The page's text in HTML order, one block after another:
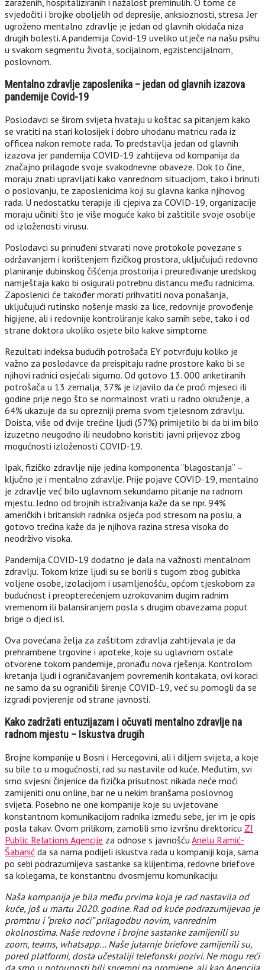
zaraženih, hospitaliziranih i nažalost preminulih. O tome će
svjedočiti i brojke oboljelih od depresije, anksioznosti, stresa. Jer
ugroženo mentalno zdravlje je jedan od glavnih okidača niza
drugih bolesti. A pandemija Covid-19 uveliko utječe na našu psihu
u svakom segmentu života, socijalnom, egzistencijalnom,
poslovnom.
Mentalno zdravlje zaposlenika – jedan od glavnih izazova
pandemije Covid-19
Poslodavci se širom svijeta hvataju u koštac sa pitanjem kako
se vratiti na stari kolosijek i dobro uhodanu matricu rada iz
officea nakon remote rada. To predstavlja jedan od glavnih
izazova jer pandemija COVID-19 zahtijeva od kompanija da
značajno prilagode svoje svakodnevne obaveze. Dok to čine,
moraju znati upravljati kako vanrednom situacijom, tako i brinuti
o poslovanju, te zaposlenicima koji su glavna karika njihovog
rada. U nedostatku terapije ili cjepiva za COVID-19, organizacije
moraju učiniti što je više moguće kako bi zaštitile svoje osoblje
od izloženosti virusu.
Poslodavci su prinuđeni stvarati nove protokole povezane s
održavanjem i korištenjem fizičkog prostora, uključujući redovno
planiranje dubinskog čišćenja prostorija i preuređivanje uredskog
namještaja kako bi osigurali potrebnu distancu među radnicima.
Zaposlenici će također morati prihvatiti nova ponašanja,
uključujući rutinsko nošenje maski za lice, redovnije provođenje
higijene, ali i redovnije kontroliranje kako samih sebe, tako i od
strane doktora ukoliko osjete bilo kakve simptome.
Rezultati indeksa budućih potrošača EY potvrđuju koliko je
važno za poslodavce da preispitaju radne prostore kako bi se
njihovi radnici osjećali sigurno. Od gotovo 13. 000 anketiranih
potrošača u 13 zemalja, 37% je izjavilo da će proći mjeseci ili
godine prije nego što se normalnost vrati u radno okruženje, a
64% ukazuje da su oprezniji prema svom tjelesnom zdravlju.
Doista, više od dvije trećine ljudi (57%) primijetilo bi da bi im bilo
izuzetno neugodno ili neudobno koristiti javni prijevoz zbog
mogućnosti izloženosti COVID-19.
Ipak, fizičko zdravlje nije jedina komponenta “blagostanja” –
ključno je i mentalno zdravlje. Prije pojave COVID-19, mentalno
je zdravlje već bilo uglavnom sekundarno pitanje na radnom
mjestu. Jedno od brojnih istraživanja kaže da se npr. 94%
američkih i britanskih radnika osjeća pod stresom na poslu, a
gotovo trećina kaže da je njihova razina stresa visoka do
neodrživo visoka.
Pandemija COVID-19 dodatno je dala na važnosti mentalnom
zdravlju. Tokom krize ljudi su se borili s tugom zbog gubitka
voljene osobe, izolacijom i usamljenošću, općom tjeskobom za
budućnost i preopterećenjem uzrokovanim dugim radnim
vremenom ili balansiranjem posla s drugim obavezama poput
brige o djeci isl.
Ova povećana želja za zaštitom zdravlja zahtijevala je da
prehrambene trgovine i apoteke, koje su uglavnom ostale
otvorene tokom pandemije, pronađu nova rješenja. Kontrolom
kretanja ljudi i ograničavanjem povremenih kontakata, ovi koraci
ne samo da su ograničili širenje COVID-19, već su pomogli da se
izgradi povjerenje od strane javnosti.
Kako zadržati entuzijazam i očuvati mentalno zdravlje na
radnom mjestu – Iskustva drugih
Brojne kompanije u Bosni i Hercegovini, ali i diljem svijeta, a koje
su bile to u mogućnosti, rad su nastavile od kuće. Međutim, svi
smo svjesni činjenice da fizička prisutnost nikada neće moći
zamijeniti onu online, bar ne u nekim branšama poslovnog
svijeta. Posebno ne one kompanije koje su uvjetovane
konstantnom komunikacijom radnika između sebe, jer im je opis
posla takav. Ovom prilikom, zamolili smo izvršnu direktoricu ZI
Public Relations Agencije za odnose s javnošćuAnelu Ramić-
Šabanić da sa nama podijeli iskustva rada u kompaniji koja, sama
po sebi podrazumijeva sastanke sa klijentima, redovne briefove
sa kolegama, te konstantnu dvosmjernu komunikaciju.
Naša kompanija je bila među prvima koja je rad nastavila od
kuće, još u martu 2020. godine. Rad od kuće podrazumijevao je
promtnu i “preko noći” prilagodbu novim, vanrednim
okolnostima. Naše redovne i brojne sastanke zamijenili su
zoom, teams, whatsapp… Naše jutarnje briefove zamijenili su,
pored platformi, dosta učestaliji telefonski pozivi. Ne mogu reći